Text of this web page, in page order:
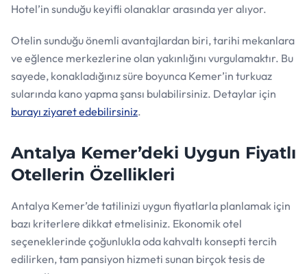
Hotel’in sunduğu keyifli olanaklar arasında yer alıyor.
Otelin sunduğu önemli avantajlardan biri, tarihi mekanlara
ve eğlence merkezlerine olan yakınlığını vurgulamaktır. Bu
sayede, konakladığınız süre boyunca Kemer’in turkuaz
sularında kano yapma şansı bulabilirsiniz. Detaylar için
burayı ziyaret edebilirsiniz.
Antalya Kemer’deki Uygun Fiyatlı
Otellerin Özellikleri
Antalya Kemer’de tatilinizi uygun fiyatlarla planlamak için
bazı kriterlere dikkat etmelisiniz. Ekonomik otel
seçeneklerinde çoğunlukla oda kahvaltı konsepti tercih
edilirken, tam pansiyon hizmeti sunan birçok tesis de